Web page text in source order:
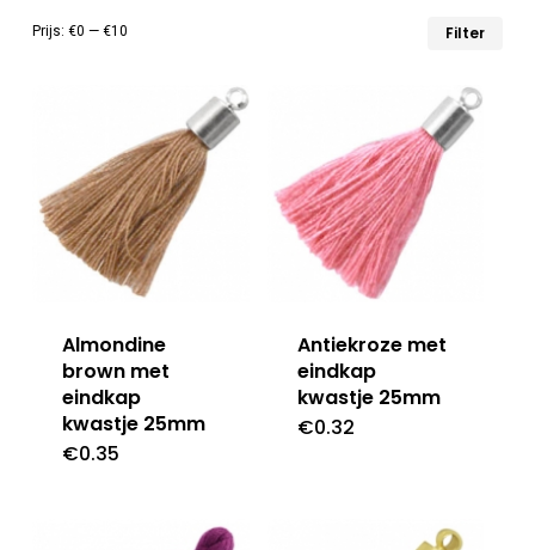
Filter
Prijs: €0 — €10
Almondine
brown met
eindkap
kwastje 25mm
€0.35
Antiekroze met
eindkap
kwastje 25mm
€0.32